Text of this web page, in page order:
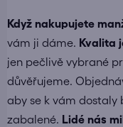
Když nakupujete
vám ji dáme. Kvalita
jen pečlivě vybrané
důvěřujeme.
aby se k vám dostaly
zabalené. Lidé nás